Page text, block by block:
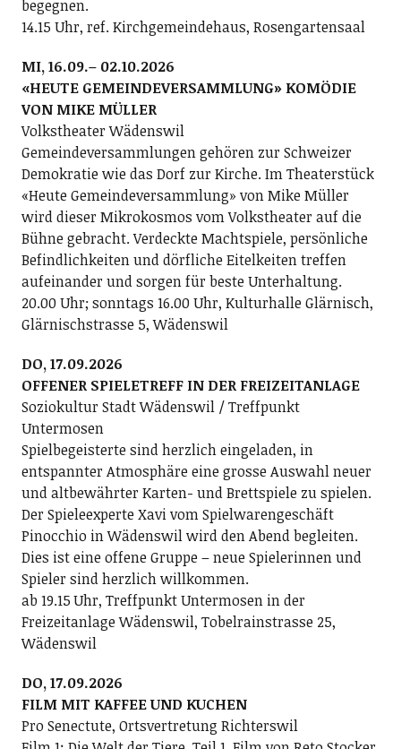
begegnen.
14.15 Uhr, ref. Kirchgemeindehaus, Rosengartensaal
MI, 16.09.– 02.10.2026
«HEUTE GEMEINDEVERSAMMLUNG» KOMÖDIE
VON MIKE MÜLLER
Volkstheater Wädenswil
Gemeindeversammlungen gehören zur Schweizer
Demokratie wie das Dorf zur Kirche. Im Theaterstück
«Heute Gemeindeversammlung» von Mike Müller
wird dieser Mikrokosmos vom Volkstheater auf die
Bühne gebracht. Verdeckte Machtspiele, persönliche
Befindlichkeiten und dörfliche Eitelkeiten treffen
aufeinander und sorgen für beste Unterhaltung.
20.00 Uhr; sonntags 16.00 Uhr, Kulturhalle Glärnisch,
Glärnischstrasse 5, Wädenswil
DO, 17.09.2026
OFFENER SPIELETREFF IN DER FREIZEITANLAGE
Soziokultur Stadt Wädenswil / Treffpunkt
Untermosen
Spielbegeisterte sind herzlich eingeladen, in
entspannter Atmosphäre eine grosse Auswahl neuer
und altbewährter Karten- und Brettspiele zu spielen.
Der Spieleexperte Xavi vom Spielwarengeschäft
Pinocchio in Wädenswil wird den Abend begleiten.
Dies ist eine offene Gruppe – neue Spielerinnen und
Spieler sind herzlich willkommen.
ab 19.15 Uhr, Treffpunkt Untermosen in der
Freizeitanlage Wädenswil, Tobelrainstrasse 25,
Wädenswil
DO, 17.09.2026
FILM MIT KAFFEE UND KUCHEN
Pro Senectute, Ortsvertretung Richterswil